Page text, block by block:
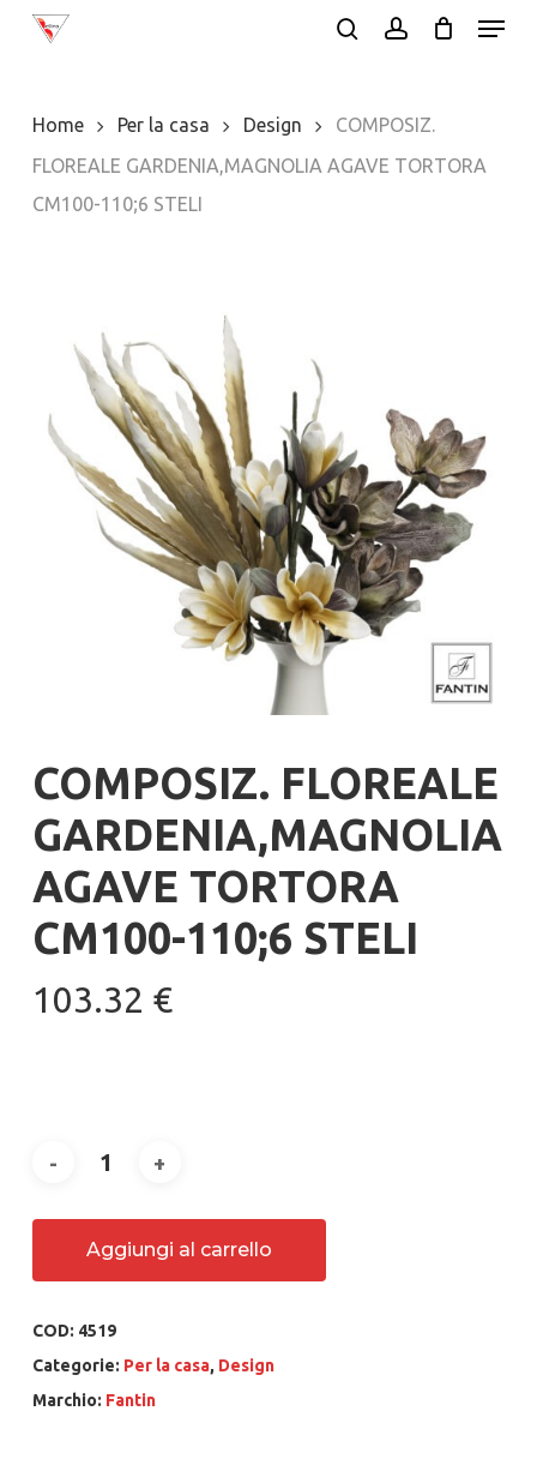
Skip
content
Menu
Home Per la casa Design
COMPOSIZ.
FLOREALE GARDENIA,MAGNOLIA AGAVE TORTORA
CM100-110;6 STELI
COMPOSIZ. FLOREALE
GARDENIA,MAGNOLIA
AGAVE TORTORA
CM100-110;6 STELI
103.32 €
Aggiungi al carrello
COD: 4519
Categorie: Per la casa, Design
Marchio: Fantin